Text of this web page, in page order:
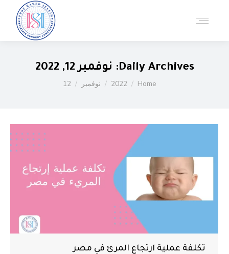
Daily Archives: نوفمبر 12, 2022
You are here:
Home
2022 نوفمبر 12
تكلفة عملية ارتجاع المرئ في مصر